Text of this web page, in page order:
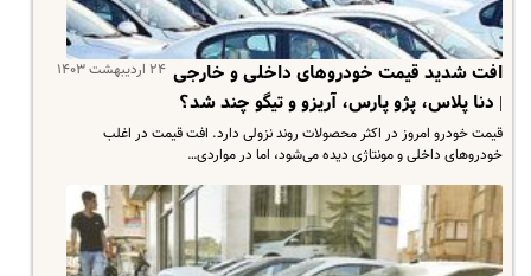
۲۴ اردیبهشت ۱۴۰۳ افت شدید قیمت خودروهای داخلی و خارجی
| دنا پلاس، پژو پارس، آریزو و تیگو چند شد؟
قیمت خودرو امروز در اکثر محصولات روند نزولی دارد. افت قیمت در اغلب
خودروهای داخلی و مونتاژی دیده می‌شود، اما در مواردی…